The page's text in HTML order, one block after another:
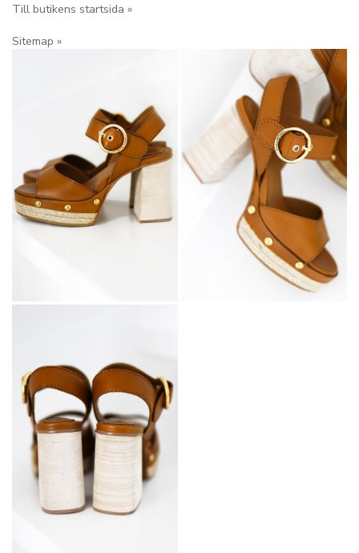
Till butikens startsida »
Sitemap »